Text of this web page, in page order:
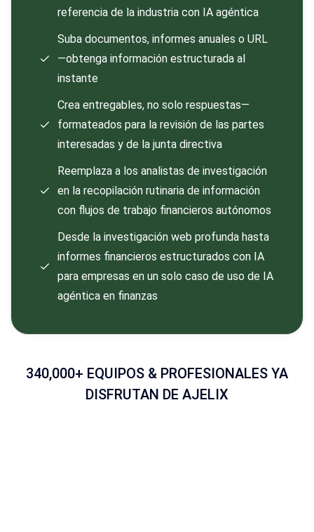
referencia de la industria con IA agéntica
Suba documentos, informes anuales o URL
—obtenga información estructurada al
instante
Crea entregables, no solo respuestas—
formateados para la revisión de las partes
interesadas y de la junta directiva
Reemplaza a los analistas de investigación
en la recopilación rutinaria de información
con flujos de trabajo financieros autónomos
Desde la investigación web profunda hasta
informes financieros estructurados con IA
para empresas en un solo caso de uso de IA
agéntica en finanzas
340,000+ EQUIPOS & PROFESIONALES YA
DISFRUTAN DE AJELIX